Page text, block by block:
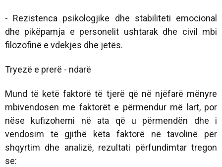
- Rezistenca psikologjike dhe stabiliteti emocional
dhe pikëpamja e personelit ushtarak dhe civil mbi
filozofinë e vdekjes dhe jetës.
Tryezë e prerë - ndarë
Mund të ketë faktorë të tjerë që në njëfarë mënyre
mbivendosen me faktorët e përmendur më lart, por
nëse kufizohemi në ata që u përmendën dhe i
vendosim të gjithë këta faktorë në tavolinë për
shqyrtim dhe analizë, rezultati përfundimtar tregon
se: